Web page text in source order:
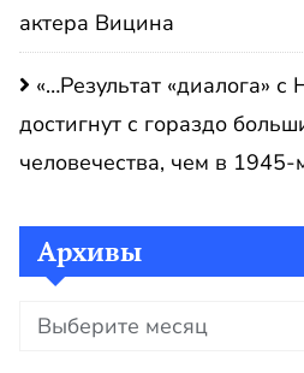
актера Вицина
«…Результат «диалога»
достигнут с гораздо
человечества, чем в 1945-
Архивы
Архивы